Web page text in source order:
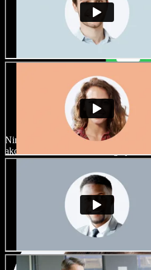
Rengeteg férfi és
Nincs két egyforma projekt.
akcentus közül, és finomhangolja